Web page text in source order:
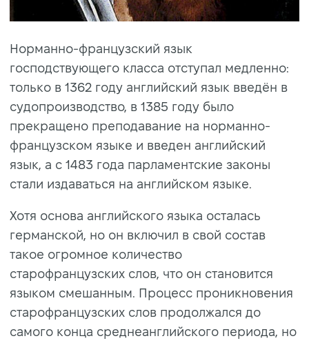
Норманно-французский язык
господствующего класса отступал медленно:
только в 1362 году английский язык введён в
судопроизводство, в 1385 году было
прекращено преподавание на норманно-
французском языке и введен английский
язык, а с 1483 года парламентские законы
стали издаваться на английском языке.
Хотя основа английского языка осталась
германской, но он включил в свой состав
такое огромное количество
старофранцузских слов, что он становится
языком смешанным. Процесс проникновения
старофранцузских слов продолжался до
самого конца среднеанглийского периода, но